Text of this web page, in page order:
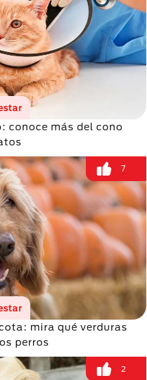
conoce más del cono
7
mira qué verduras
perros
2